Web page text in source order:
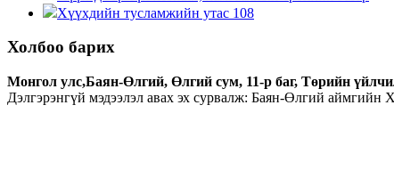
Хүүхдийн тусламжийн утас 108
Холбоо барих
Монгол улс,Баян-Өлгий, Өлгий сум, 11-р баг, Төрийн
Дэлгэрэнгүй мэдээлэл авах эх сурвалж: Баян-Өлгий